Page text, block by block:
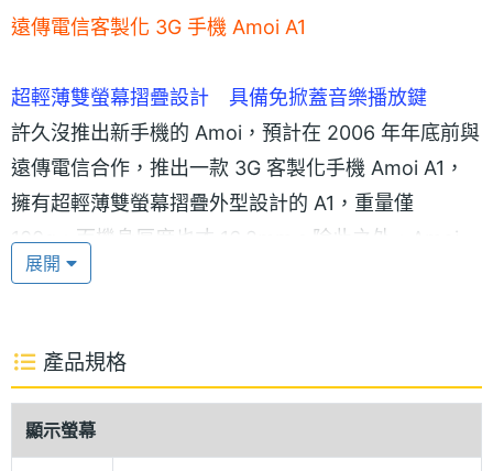
遠傳電信客製化 3G 手機 Amoi A1
超輕薄雙螢幕摺疊設計 具備免掀蓋音樂播放鍵
許久沒推出新手機的 Amoi，預計在 2006 年年底前與
遠傳電信合作，推出一款 3G 客製化手機 Amoi A1，
擁有超輕薄雙螢幕摺疊外型設計的 A1，重量僅
100g，而機身厚度也才 16.2mm。除此之外，Amoi
A1 還具備免掀蓋音樂播放操作鍵，時尚精緻的外型設
展開
產品規格
顯示螢幕